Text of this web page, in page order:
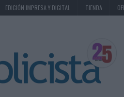
EDICIÓN IMPRESA Y DIGITAL TIENDA